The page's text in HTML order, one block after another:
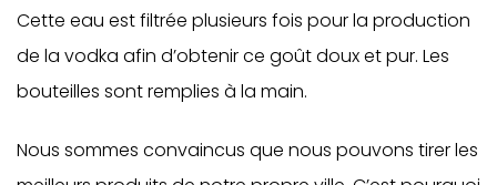
Cette eau est filtrée plusieurs fois pour la production
de la vodka afin d’obtenir ce goût doux et pur. Les
bouteilles sont remplies à la main.
Nous sommes convaincus que nous pouvons tirer les